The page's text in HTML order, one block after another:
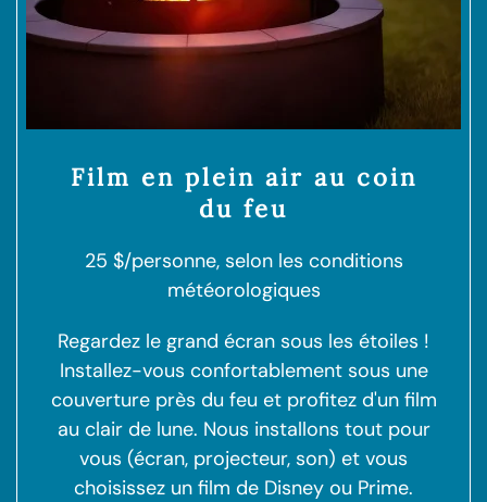
Film en plein air au coin
du feu
25 $/personne, selon les conditions
météorologiques
Regardez le grand écran sous les étoiles !
Installez-vous confortablement sous une
couverture près du feu et profitez d'un film
au clair de lune. Nous installons tout pour
vous (écran, projecteur, son) et vous
choisissez un film de Disney ou Prime.